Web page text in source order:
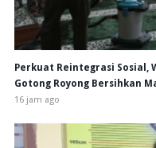
Perkuat Reintegrasi Sosial,
Gotong Royong Bersihkan
16 jam ago